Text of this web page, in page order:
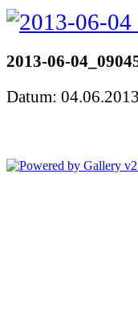
2013-06-
Datum: 04.06.2013